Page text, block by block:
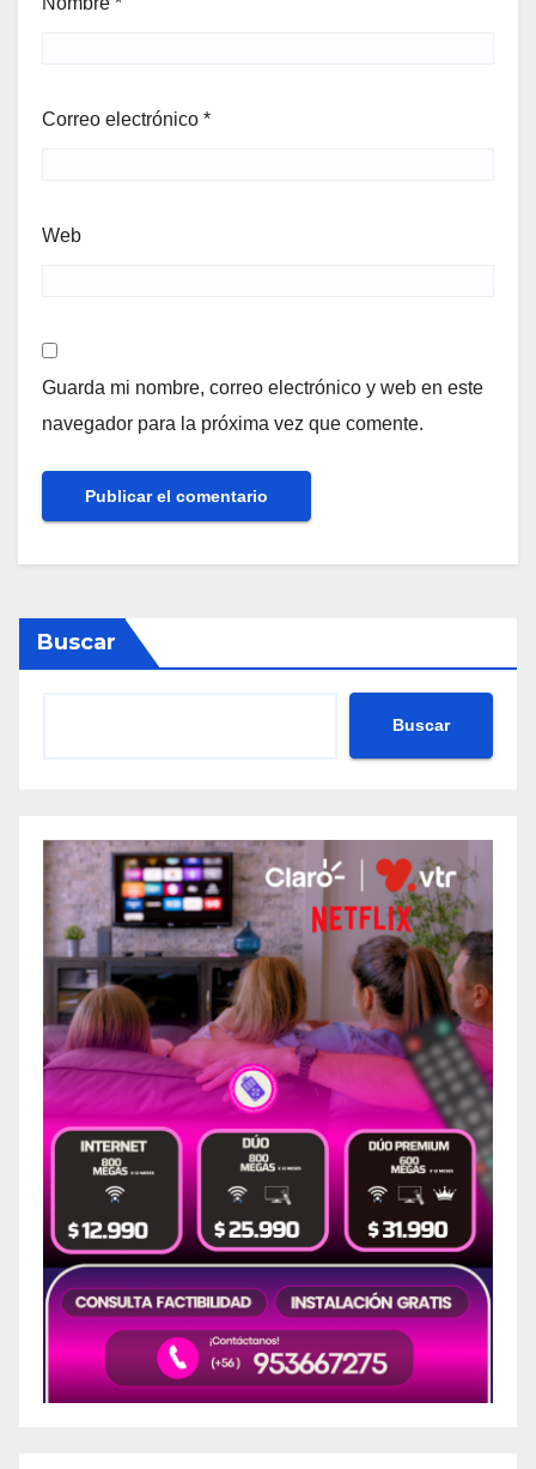
Correo electrónico *
Web
Guarda mi nombre, correo electrónico y web en este
navegador para la próxima vez que comente.
Buscar
Buscar